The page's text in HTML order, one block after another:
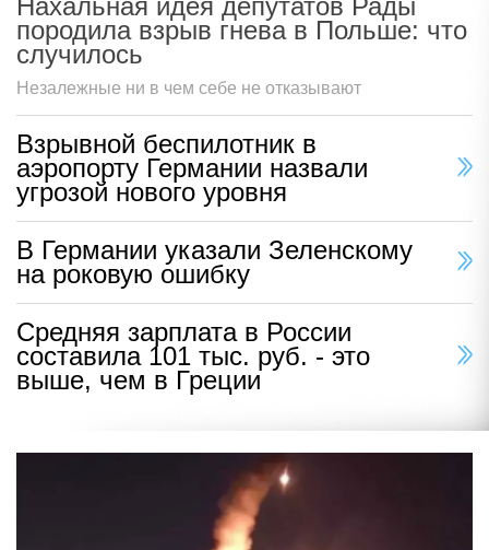
породила взрыв гнева в Польше: что
случилось
Незалежные ни в чем себе не отказывают
Взрывной беспилотник в
аэропорту Германии назвали
угрозой нового уровня
В Германии указали Зеленскому
на роковую ошибку
Средняя зарплата в России
составила 101 тыс. руб. - это
выше, чем в Греции